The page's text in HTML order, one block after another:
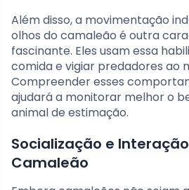
Além disso, a movimentação
olhos do camaleão é outra
fascinante. Eles usam essa
comida e vigiar predadores ao
Compreender esses
ajudará a monitorar melhor o
animal de estimação.
Socialização e
Camaleão